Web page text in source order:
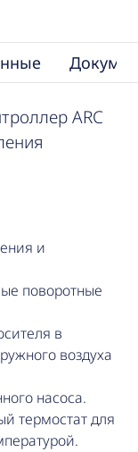
ARC
и
поворотные
в
воздуха
насоса.
термостат для